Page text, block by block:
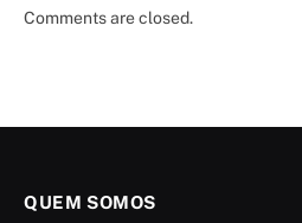
Comments are closed.
QUEM SOMOS